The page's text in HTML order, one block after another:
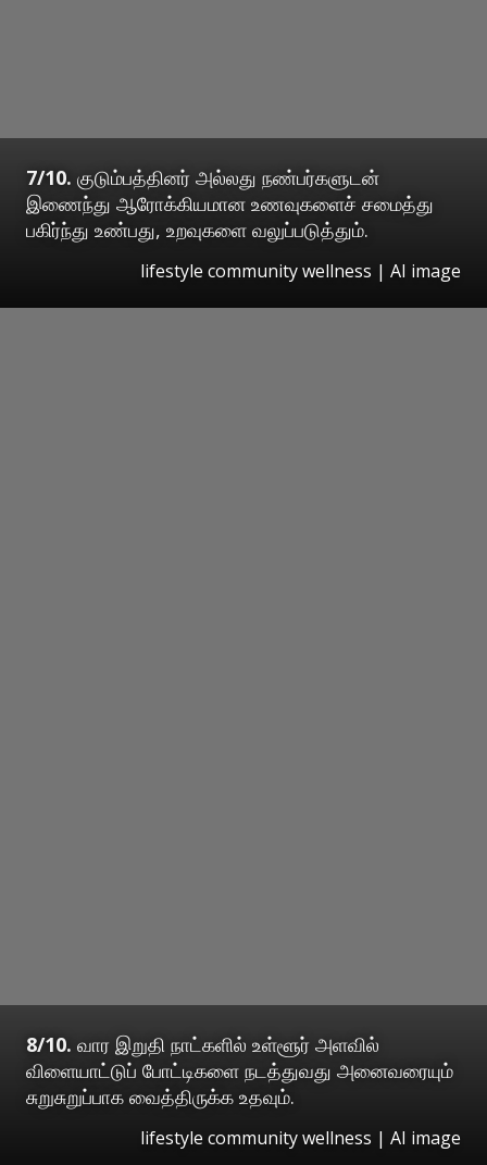
7/10. குடும்பத்தினர் அல்லது நண்பர்களுடன்
இணைந்து ஆரோக்கியமான உணவுகளைச் சமைத்து
பகிர்ந்து உண்பது, உறவுகளை வலுப்படுத்தும்.
lifestyle community wellness | AI image
8/10. வார இறுதி நாட்களில் உள்ளூர் அளவில்
விளையாட்டுப் போட்டிகளை நடத்துவது அனைவரையும்
சுறுசுறுப்பாக வைத்திருக்க உதவும்.
lifestyle community wellness | AI image